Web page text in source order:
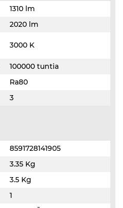
1310 lm
2020 lm
3000 K
100000 tuntia
Ra80
3
8591728141905
3.35 Kg
3.5 Kg
1